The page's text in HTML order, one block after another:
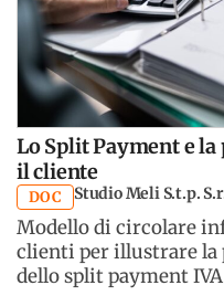
Lo Split Payment e
il cliente
DOC Studio Meli S.t.p.
Modello di circolare
clienti per illustrare la
dello split payment